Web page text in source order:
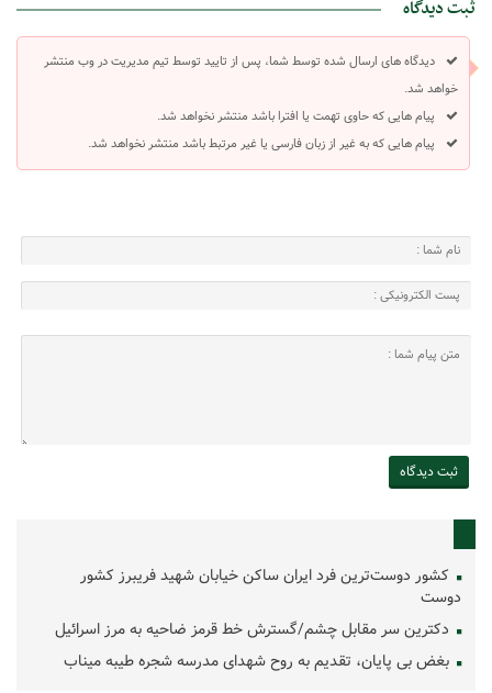
ثبت دیدگاه
دیدگاه های ارسال شده توسط شما، پس از تایید توسط تیم مدیریت در وب منتشر
خواهد شد.
پیام هایی که حاوی تهمت یا افترا باشد منتشر نخواهد شد.
پیام هایی که به غیر از زبان فارسی یا غیر مرتبط باشد منتشر نخواهد شد.
کشور دوست‌ترین فرد ایران ساکن خیابان شهید فریبرز کشور
دوست
دکترین سر مقابل چشم/گسترش خط قرمز ضاحیه به مرز اسرائیل
بغض بی پایان، تقدیم به روح شهدای مدرسه شجره طیبه میناب